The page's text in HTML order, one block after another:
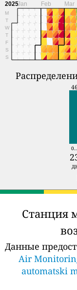
2025
M
T
W
T
F
S
S
Jan Feb Mar
Станция
Данные
Air
automatski